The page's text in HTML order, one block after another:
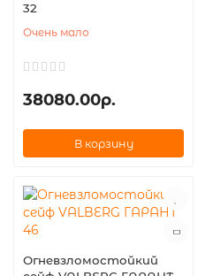
32
Очень мало
38080.00р.
В корзину
Огневзломостойкий